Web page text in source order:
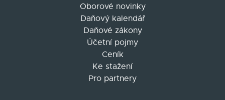
Oborové novinky
Daňový kalendář
Daňové zákony
Účetní pojmy
Ceník
Ke stažení
Pro partnery